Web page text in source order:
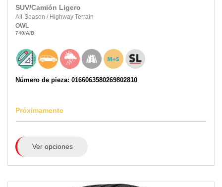
SUV/Camión Ligero
All-Season / Highway Terrain
OWL
740/A/B
Número de pieza: 0166063580269802810
Próximamente
Ver opciones